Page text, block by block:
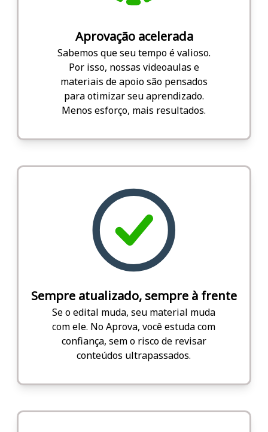
Aprovação acelerada
Sabemos que seu tempo é valioso.
Por isso, nossas videoaulas e
materiais de apoio são pensados
para otimizar seu aprendizado.
Menos esforço, mais resultados.
Sempre atualizado, sempre à frente
Se o edital muda, seu material muda
com ele. No Aprova, você estuda com
confiança, sem o risco de revisar
conteúdos ultrapassados.